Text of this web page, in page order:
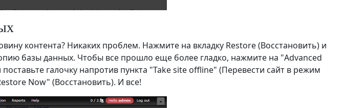
контента? Никаких проблем. Нажмите на вкладку Restore (Восстановить) и
базы данных. Чтобы все прошло еще более гладко, нажмите на "Advanced
галочку напротив пункта "Take site offline" (Перевести сайт в режим
Now" (Восстановить). И все!